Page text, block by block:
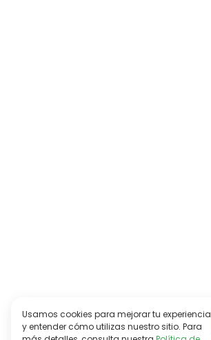
Usamos cookies para mejorar tu experiencia
y entender cómo utilizas nuestro sitio. Para